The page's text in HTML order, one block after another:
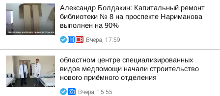
Александр Болдакин: Капитальный ремонт
библиотеки № 8 на проспекте Нариманова
выполнен на 90%
Вчера, 17:59
областном центре специализированных
видов медпомощи начали строительство
нового приёмного отделения
Вчера, 15:55